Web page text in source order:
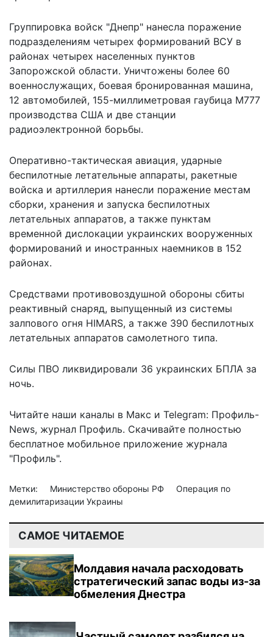
Группировка войск "Днепр" нанесла поражение
подразделениям четырех формирований ВСУ в
районах четырех населенных пунктов
Запорожской области. Уничтожены более 60
военнослужащих, боевая бронированная машина,
12 автомобилей, 155-миллиметровая гаубица М777
производства США и две станции
радиоэлектронной борьбы.
Оперативно-тактическая авиация, ударные
беспилотные летательные аппараты, ракетные
войска и артиллерия нанесли поражение местам
сборки, хранения и запуска беспилотных
летательных аппаратов, а также пунктам
временной дислокации украинских вооруженных
формирований и иностранных наемников в 152
районах.
Средствами противовоздушной обороны сбиты
реактивный снаряд, выпущенный из системы
залпового огня HIMARS, а также 390 беспилотных
летательных аппаратов самолетного типа.
Силы ПВО ликвидировали 36 украинских БПЛА за
ночь.
Читайте наши каналы в Макс и Telegram: Профиль-
News, журнал Профиль. Скачивайте полностью
бесплатное мобильное приложение журнала
"Профиль".
Метки: Министерство обороны РФ
Операция по
демилитаризации Украины
САМОЕ ЧИТАЕМОЕ
Молдавия начала расходовать
стратегический запас воды из-за
обмеления Днестра